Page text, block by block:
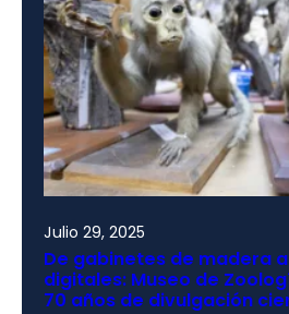
Julio 29, 2025
De gabinetes de madera
digitales: Museo de
70 años de divulgación